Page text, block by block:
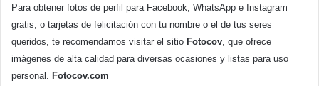
Para obtener fotos de perfil para Facebook, WhatsApp e Instagram
gratis, o tarjetas de felicitación con tu nombre o el de tus seres
queridos, te recomendamos visitar el sitio Fotocov, que ofrece
imágenes de alta calidad para diversas ocasiones y listas para uso
personal. Fotocov.com